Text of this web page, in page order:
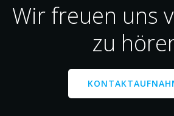
Wir freuen uns
zu